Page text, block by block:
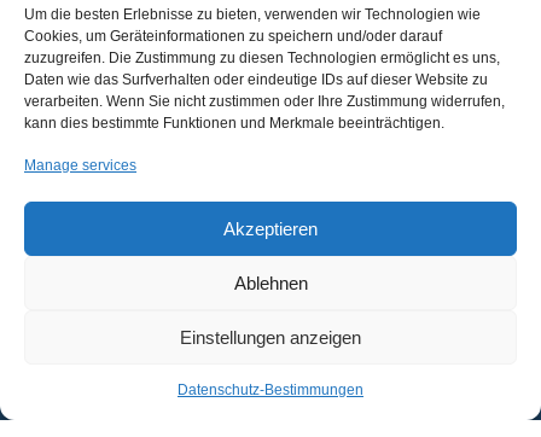
Um die besten Erlebnisse zu bieten, verwenden wir Technologien wie
Cookies, um Geräteinformationen zu speichern und/oder darauf
zuzugreifen. Die Zustimmung zu diesen Technologien ermöglicht es uns,
Daten wie das Surfverhalten oder eindeutige IDs auf dieser Website zu
verarbeiten. Wenn Sie nicht zustimmen oder Ihre Zustimmung widerrufen,
kann dies bestimmte Funktionen und Merkmale beeinträchtigen.
Manage services
Akzeptieren
Ablehnen
Einstellungen anzeigen
Datenschutz-Bestimmungen
© 2025 OsaBus © Alle Rechte vorbehalten.
Bestimmungen
Konditionen
Ich habe dieDatenschutz-Bestimmungenvon OsaBus
Ein Angebot einholen